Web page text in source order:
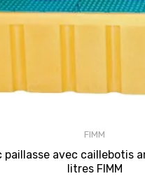
FIMM
paillasse avec caillebotis
litres FIMM